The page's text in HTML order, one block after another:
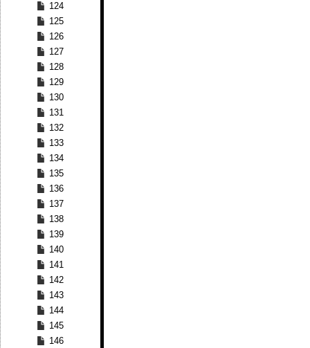
124
125
126
127
128
129
130
131
132
133
134
135
136
137
138
139
140
141
142
143
144
145
146